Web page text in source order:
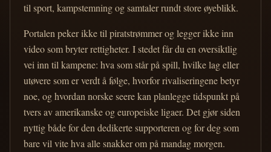
til sport, kampstemning og samtaler rundt store øyeblikk.
Portalen peker ikke til piratstrømmer og legger ikke inn
video som bryter rettigheter. I stedet får du en oversiktlig
vei inn til kampene: hva som står på spill, hvilke lag eller
utøvere som er verdt å følge, hvorfor rivaliseringene betyr
noe, og hvordan norske seere kan planlegge tidspunkt på
tvers av amerikanske og europeiske ligaer. Det gjør siden
nyttig både for den dedikerte supporteren og for deg som
bare vil vite hva alle snakker om på mandag morgen.